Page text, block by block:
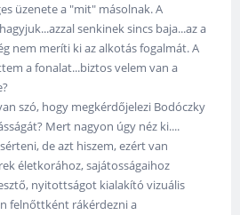
üzenete a "mit" másolnak. A
senkinek sincs baja...az a
nem meríti ki az alkotás fogalmát. A
a fonalat...biztos velem van a
szó, hogy megkérdőjelezi Bodóczky
Mert nagyon úgy néz ki....
de azt hiszem, ezért van
életkorához, sajátosságaihoz
nyitottságot kialakító vizuális
felnőttként rákérdezni a